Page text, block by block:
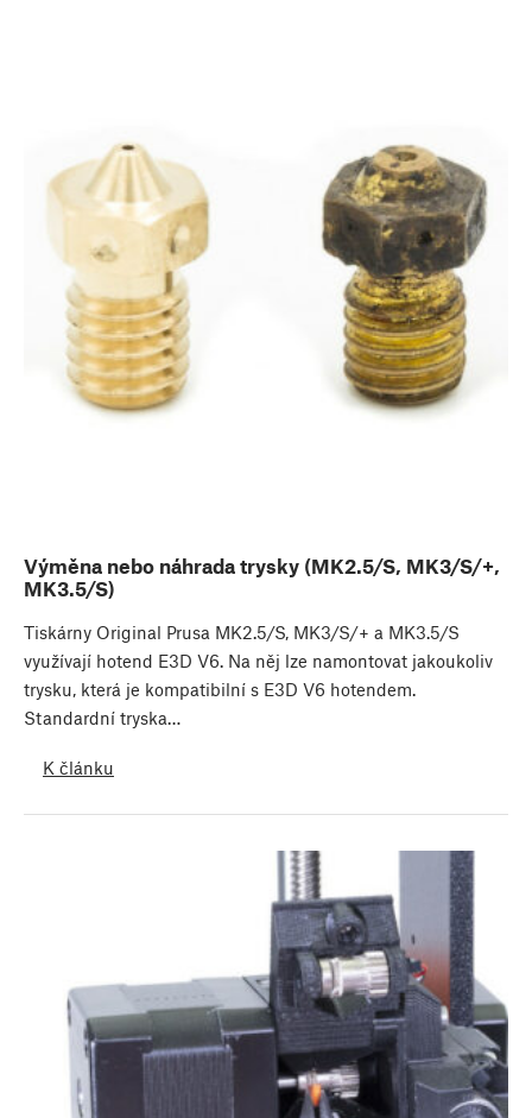
Výměna nebo náhrada trysky (MK2.5/S, MK3/S/+,
MK3.5/S)
Tiskárny Original Prusa MK2.5/S, MK3/S/+ a MK3.5/S
využívají hotend E3D V6. Na něj lze namontovat jakoukoliv
trysku, která je kompatibilní s E3D V6 hotendem.
Standardní tryska…
K článku